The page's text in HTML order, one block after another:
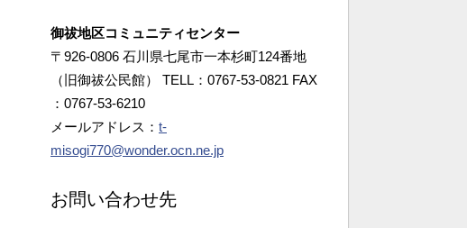
御祓地区コミュニティセンター
〒926-0806 石川県七尾市一本杉町124番地
（旧御祓公民館） TELL：0767-53-0821 FAX
：0767-53-6210
メールアドレス： t-
misogi770@wonder.ocn.ne.jp
お問い合わせ先